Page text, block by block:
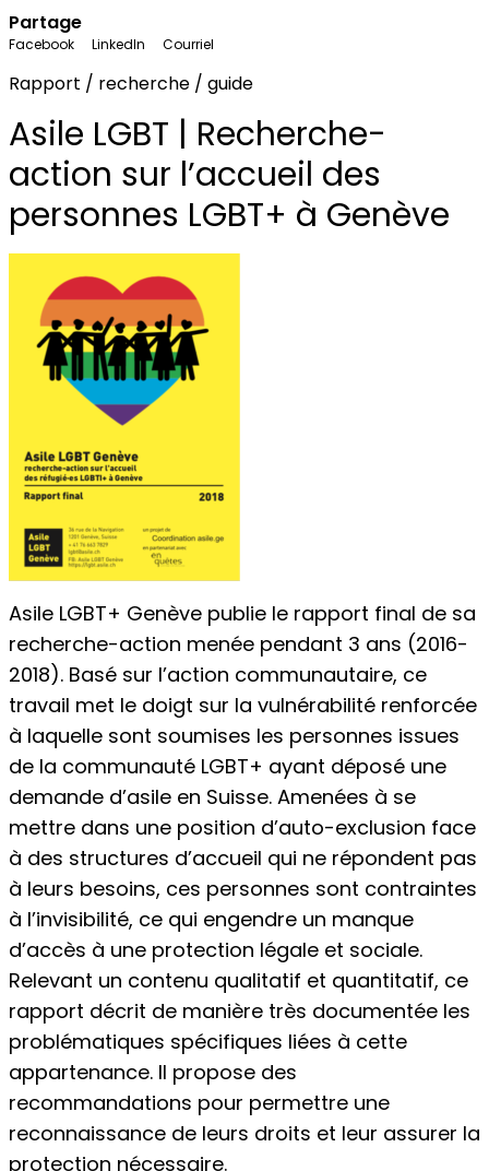
Partage
Facebook LinkedIn Courriel
Rapport / recherche / guide
Asile LGBT | Recherche-
action sur l’accueil des
personnes LGBT+ à Genève
Asile LGBT+ Genève publie le rapport final de sa
recherche-action menée pendant 3 ans (2016-
2018). Basé sur l’action communautaire, ce
travail met le doigt sur la vulnérabilité renforcée
à laquelle sont soumises les personnes issues
de la communauté LGBT+ ayant déposé une
demande d’asile en Suisse. Amenées à se
mettre dans une position d’auto-exclusion face
à des structures d’accueil qui ne répondent pas
à leurs besoins, ces personnes sont contraintes
à l’invisibilité, ce qui engendre un manque
d’accès à une protection légale et sociale.
Relevant un contenu qualitatif et quantitatif, ce
rapport décrit de manière très documentée les
problématiques spécifiques liées à cette
appartenance. Il propose des
recommandations pour permettre une
reconnaissance de leurs droits et leur assurer la
protection nécessaire.